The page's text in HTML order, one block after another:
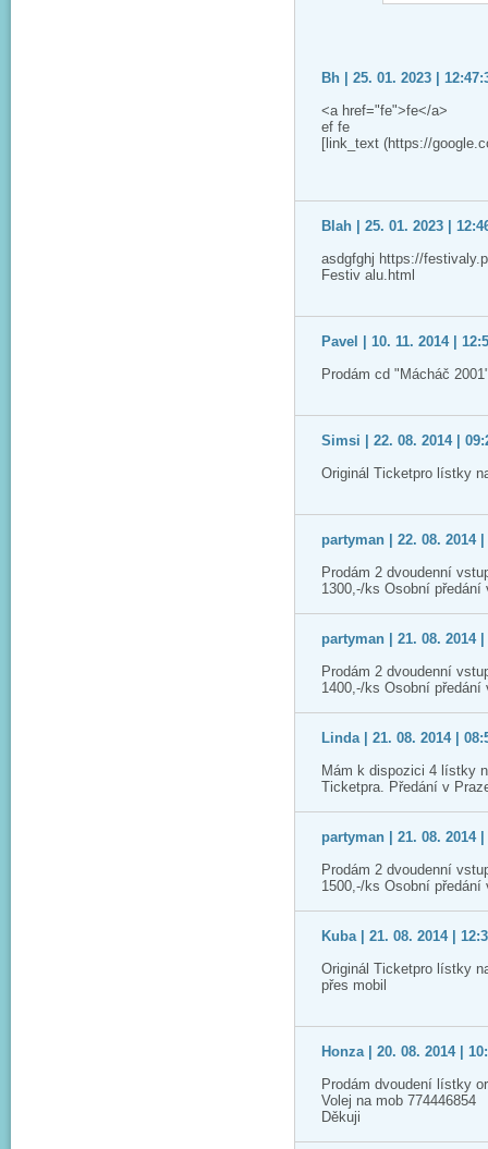
Bh | 25. 01. 2023 |
<a href="fe">fe</a>
ef fe
[link_text (https://
Blah | 25. 01. 2023 |
asdgfghj https://
Festiv alu.html
Pavel | 10. 11. 2014 |
Prodám cd "Mácháč
Simsi | 22. 08. 2014 |
Originál Ticketpro lístky
partyman | 22. 08. 2014 |
Prodám 2 dvoudenní
1300,-/ks Osobní
partyman | 21. 08. 2014 |
Prodám 2 dvoudenní
1400,-/ks Osobní
Linda | 21. 08. 2014 |
Mám k dispozici 4 lístky
Ticketpra. Předání v
partyman | 21. 08. 2014 |
Prodám 2 dvoudenní
1500,-/ks Osobní
Kuba | 21. 08. 2014 |
Originál Ticketpro lístky
přes mobil
Honza | 20. 08. 2014 |
Prodám dvoudení lístky
Volej na mob 774446854
Děkuji